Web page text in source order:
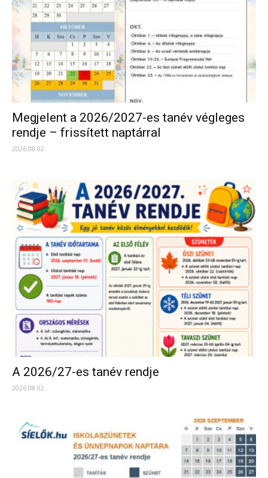
Megjelent a 2026/2027-es tanév végleges
rendje – frissített naptárral
2026.08.02.
A 2026/27-es tanév rendje
2026.08.02.